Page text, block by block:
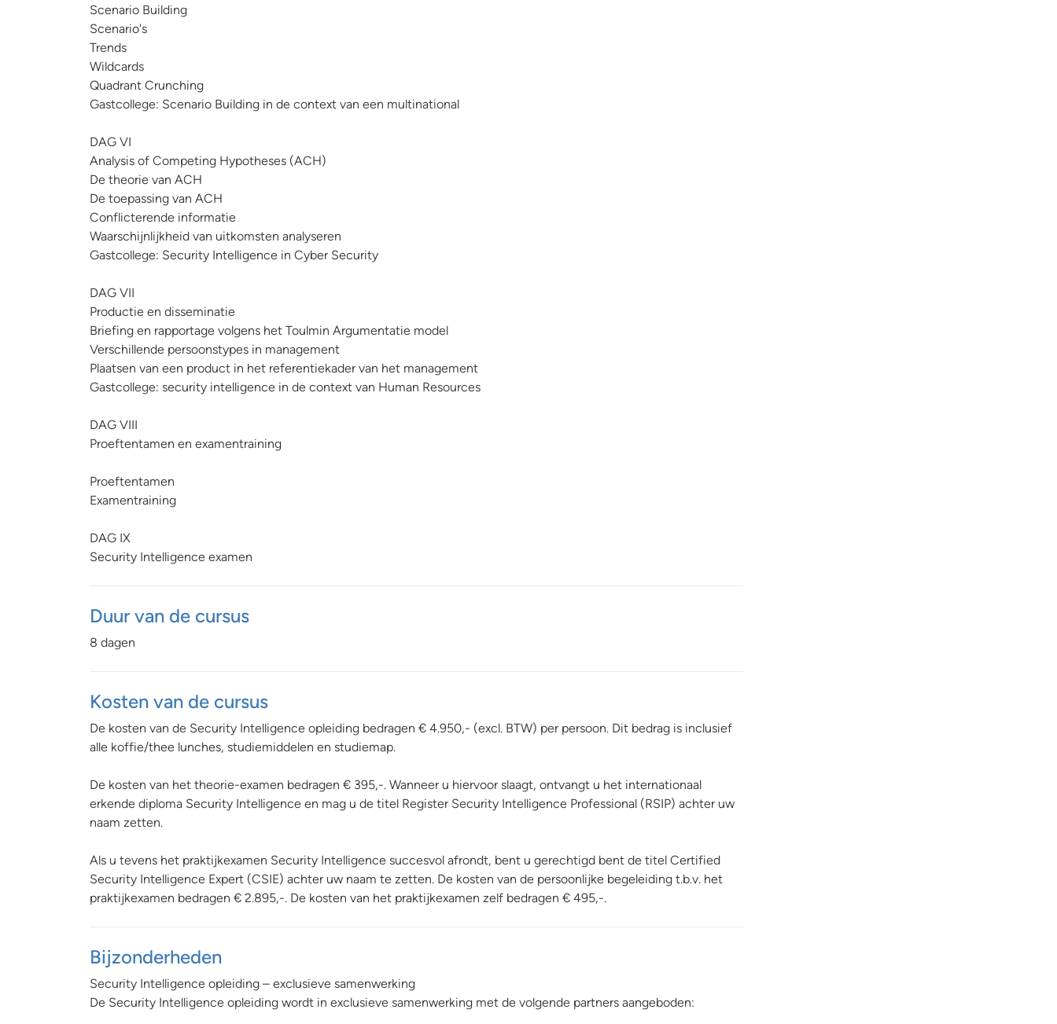
Scenario Building
Scenario's
Trends
Wildcards
Quadrant Crunching
Gastcollege: Scenario Building in de context van een multinational
DAG VI
Analysis of Competing Hypotheses (ACH)
De theorie van ACH
De toepassing van ACH
Conflicterende informatie
Waarschijnlijkheid van uitkomsten analyseren
Gastcollege: Security Intelligence in Cyber Security
DAG VII
Productie en disseminatie
Briefing en rapportage volgens het Toulmin Argumentatie model
Verschillende persoonstypes in management
Plaatsen van een product in het referentiekader van het management
Gastcollege: security intelligence in de context van Human Resources
DAG VIII
Proeftentamen en examentraining
Proeftentamen
Examentraining
DAG IX
Security Intelligence examen
Duur van de cursus
8 dagen
Kosten van de cursus
De kosten van de Security Intelligence opleiding bedragen € 4.950,- (excl. BTW) per persoon. Dit bedrag is inclusief
alle koffie/thee lunches, studiemiddelen en studiemap.
De kosten van het theorie-examen bedragen € 395,-. Wanneer u hiervoor slaagt, ontvangt u het internationaal
erkende diploma Security Intelligence en mag u de titel Register Security Intelligence Professional (RSIP) achter uw
naam zetten.
Als u tevens het praktijkexamen Security Intelligence succesvol afrondt, bent u gerechtigd bent de titel Certified
Security Intelligence Expert (CSIE) achter uw naam te zetten. De kosten van de persoonlijke begeleiding t.b.v. het
praktijkexamen bedragen € 2.895,-. De kosten van het praktijkexamen zelf bedragen € 495,-.
Bijzonderheden
Security Intelligence opleiding – exclusieve samenwerking
De Security Intelligence opleiding wordt in exclusieve samenwerking met de volgende partners aangeboden: